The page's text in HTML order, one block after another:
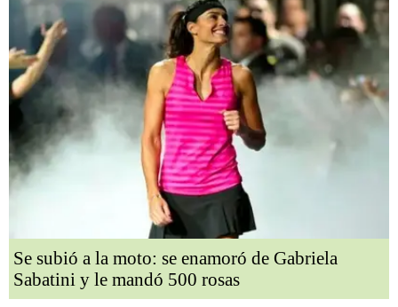
Se subió a la moto: se enamoró de Gabriela
Sabatini y le mandó 500 rosas